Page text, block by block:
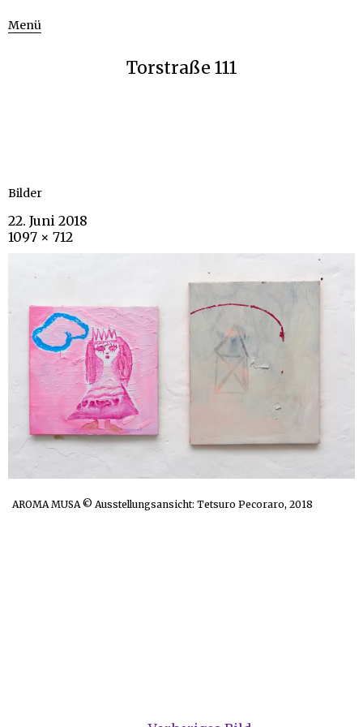
Menü
Torstraße 111
Bilder
22. Juni 2018
1097 × 712
AROMA MUSA © Ausstellungsansicht: Tetsuro Pecoraro, 2018